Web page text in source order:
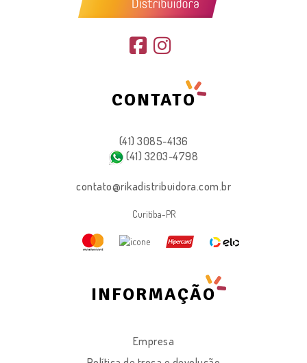
CONTATO
(41) 3085-4136
(41) 3203-4798
contato@rikadistribuidora.com.br
Curitiba-PR
INFORMAÇÃO
Empresa